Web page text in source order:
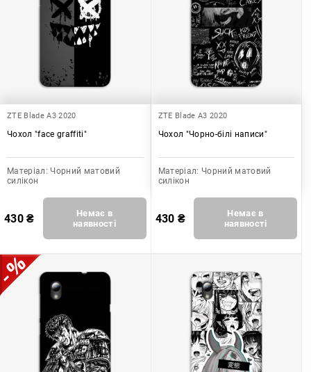
ZTE Blade A3 2020
Чохол "face graffiti"
Матеріал: Чорний матовий
силікон
430₴
Немає в
наявності
ZTE Blade A3 2020
Чохол "Чорно-білі написи"
Матеріал: Чорний матовий
силікон
430 ₴
Немає в
наявності